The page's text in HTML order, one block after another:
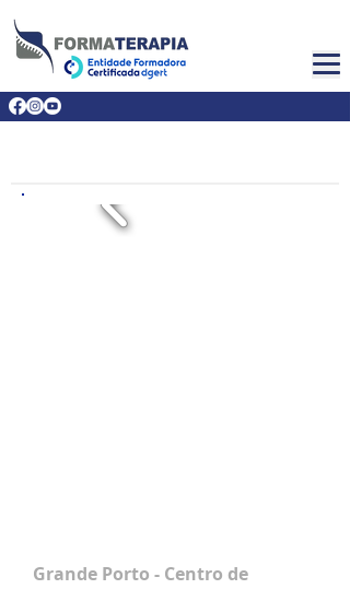
Grande Porto - Centro de